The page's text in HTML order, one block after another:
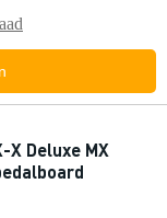
Deluxe MX